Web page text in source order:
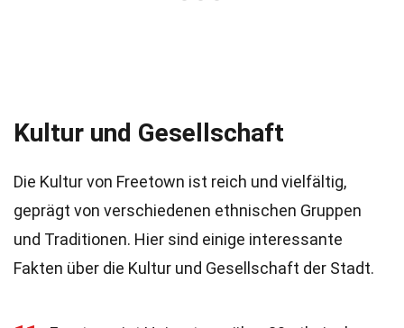
Kultur und Gesellschaft
Die Kultur von Freetown ist reich und vielfältig,
geprägt von verschiedenen ethnischen Gruppen
und Traditionen. Hier sind einige interessante
Fakten über die Kultur und Gesellschaft der Stadt.